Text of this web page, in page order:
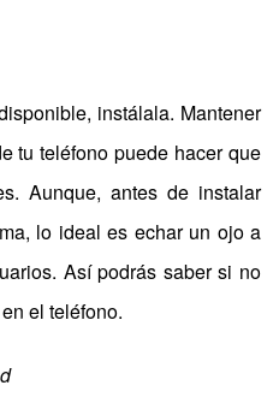
instálala. Mantener
tu teléfono puede hacer que
Aunque, antes de instalar
lo ideal es echar un ojo a
Así podrás saber si no
el teléfono.